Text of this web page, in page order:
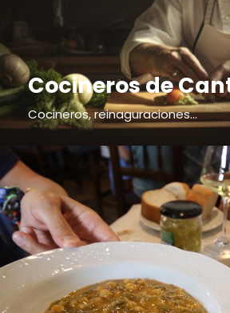
Cocineros de
Cocineros, reinaguraciones...